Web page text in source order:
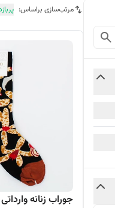
مرتب‌سازی براساس:
جوراب زنانه